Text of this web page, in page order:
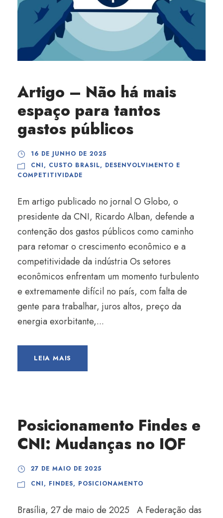
Artigo – Não há mais
espaço para tantos
gastos públicos
16 DE JUNHO DE 2025
CNI, CUSTO BRASIL, DESENVOLVIMENTO E
COMPETITIVIDADE
Em artigo publicado no jornal O Globo, o
presidente da CNI, Ricardo Alban, defende a
contenção dos gastos públicos como caminho
para retomar o crescimento econômico e a
competitividade da indústria Os setores
econômicos enfrentam um momento turbulento
e extremamente difícil no país, com falta de
gente para trabalhar, juros altos, preço da
energia exorbitante,...
LEIA MAIS
Posicionamento Findes e
CNI: Mudanças no IOF
27 DE MAIO DE 2025
CNI, FINDES, POSICIONAMENTO
Brasília, 27 de maio de 2025 A Federação das